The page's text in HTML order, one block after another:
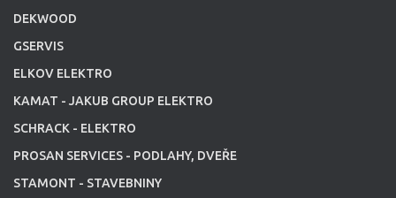
DEKWOOD
GSERVIS
ELKOV ELEKTRO
KAMAT - JAKUB GROUP ELEKTRO
SCHRACK - ELEKTRO
PROSAN SERVICES - PODLAHY, DVEŘE
STAMONT - STAVEBNINY